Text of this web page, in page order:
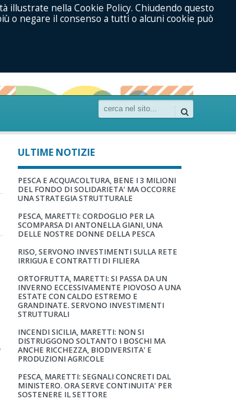
ULTIME NOTIZIE
PESCA E ACQUACOLTURA, BENE I 3 MILIONI
DEL FONDO DI SOLIDARIETA' MA OCCORRE
UNA STRATEGIA STRUTTURALE
PESCA, MARETTI: CORDOGLIO PER LA
SCOMPARSA DI ANTONELLA GIANI, UNA
DELLE NOSTRE DONNE DELLA PESCA
RISO, SERVONO INVESTIMENTI SULLA RETE
IRRIGUA E CONTRATTI DI FILIERA
ORTOFRUTTA, MARETTI: SI PASSA DA UN
INVERNO ECCESSIVAMENTE PIOVOSO A UNA
ESTATE CON CALDO ESTREMO E
GRANDINATE. SERVONO INVESTIMENTI
STRUTTURALI
INCENDI SICILIA, MARETTI: NON SI
DISTRUGGONO SOLTANTO I BOSCHI MA
ANCHE RICCHEZZA, BIODIVERSITA' E
PRODUZIONI AGRICOLE
PESCA, MARETTI: SEGNALI CONCRETI DAL
MINISTERO. ORA SERVE CONTINUITA' PER
SOSTENERE IL SETTORE
nella Cookie Policy. Chiudendo questo
o negare il consenso a tutti o alcuni cookie può